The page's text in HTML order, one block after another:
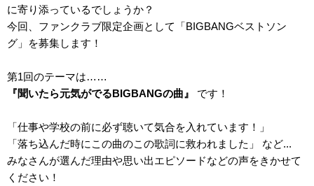
に寄り添っているでしょうか？
今回、ファンクラブ限定企画として「BIGBANGベストソン
グ」を募集します！
第1回のテーマは……
『聞いたら元気がでるBIGBANGの曲』
です！
「仕事や学校の前に必ず聴いて気合を入れています！」
「落ち込んだ時にこの曲のこの歌詞に救われました」 など...
みなさんが選んだ理由や思い出エピソードなどの声をきかせて
ください！